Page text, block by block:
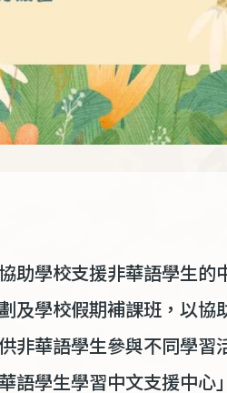
助學校支援非華語學生的
及學校假期補課班，以協
非華語學生參與不同學習
語學生學習中文支援中心